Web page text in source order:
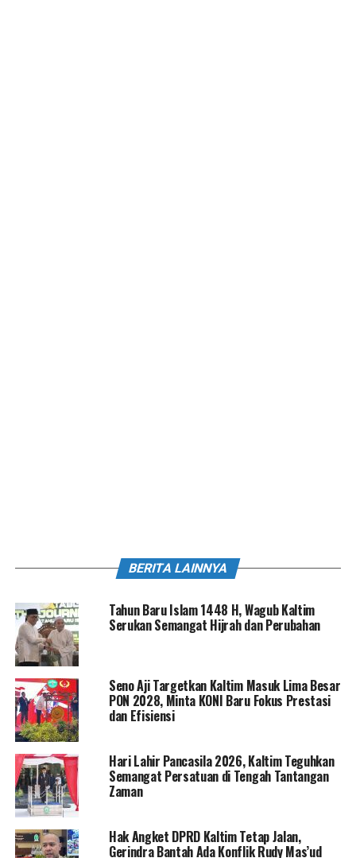
BERITA LAINNYA
Tahun Baru Islam 1448 H, Wagub Kaltim
Serukan Semangat Hijrah dan Perubahan
Seno Aji Targetkan Kaltim Masuk Lima Besar
PON 2028, Minta KONI Baru Fokus Prestasi
dan Efisiensi
Hari Lahir Pancasila 2026, Kaltim Teguhkan
Semangat Persatuan di Tengah Tantangan
Zaman
Hak Angket DPRD Kaltim Tetap Jalan,
Gerindra Bantah Ada Konflik Rudy Mas’ud